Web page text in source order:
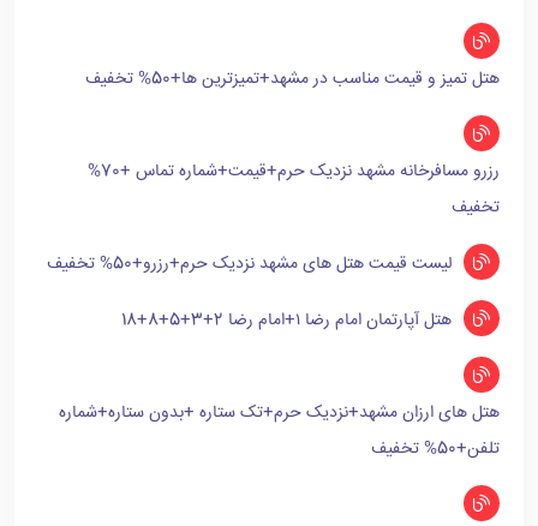
هتل تمیز و قیمت مناسب در مشهد+تمیزترین ها+50% تخفیف
رزرو مسافرخانه مشهد نزدیک حرم+قیمت+شماره تماس +70%
تخفیف
لیست قیمت هتل های مشهد نزدیک حرم+رزرو+50% تخفیف
هتل آپارتمان امام رضا ۱+امام رضا 2+3+5+8+18
هتل های ارزان مشهد+نزدیک حرم+تک ستاره +بدون ستاره+شماره
تلفن+50% تخفیف